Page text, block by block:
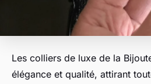
Les colliers de luxe de la
élégance et qualité, attirant